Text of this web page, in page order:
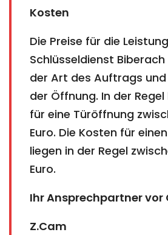
Kosten
Die Preise für die
Schlüsseldienst
der Art des Auftrags
der Öffnung. In der
für eine Türöffnung
Euro. Die Kosten für
liegen in der Regel
Euro.
Ihr Ansprechpartner vor
Z.Cam